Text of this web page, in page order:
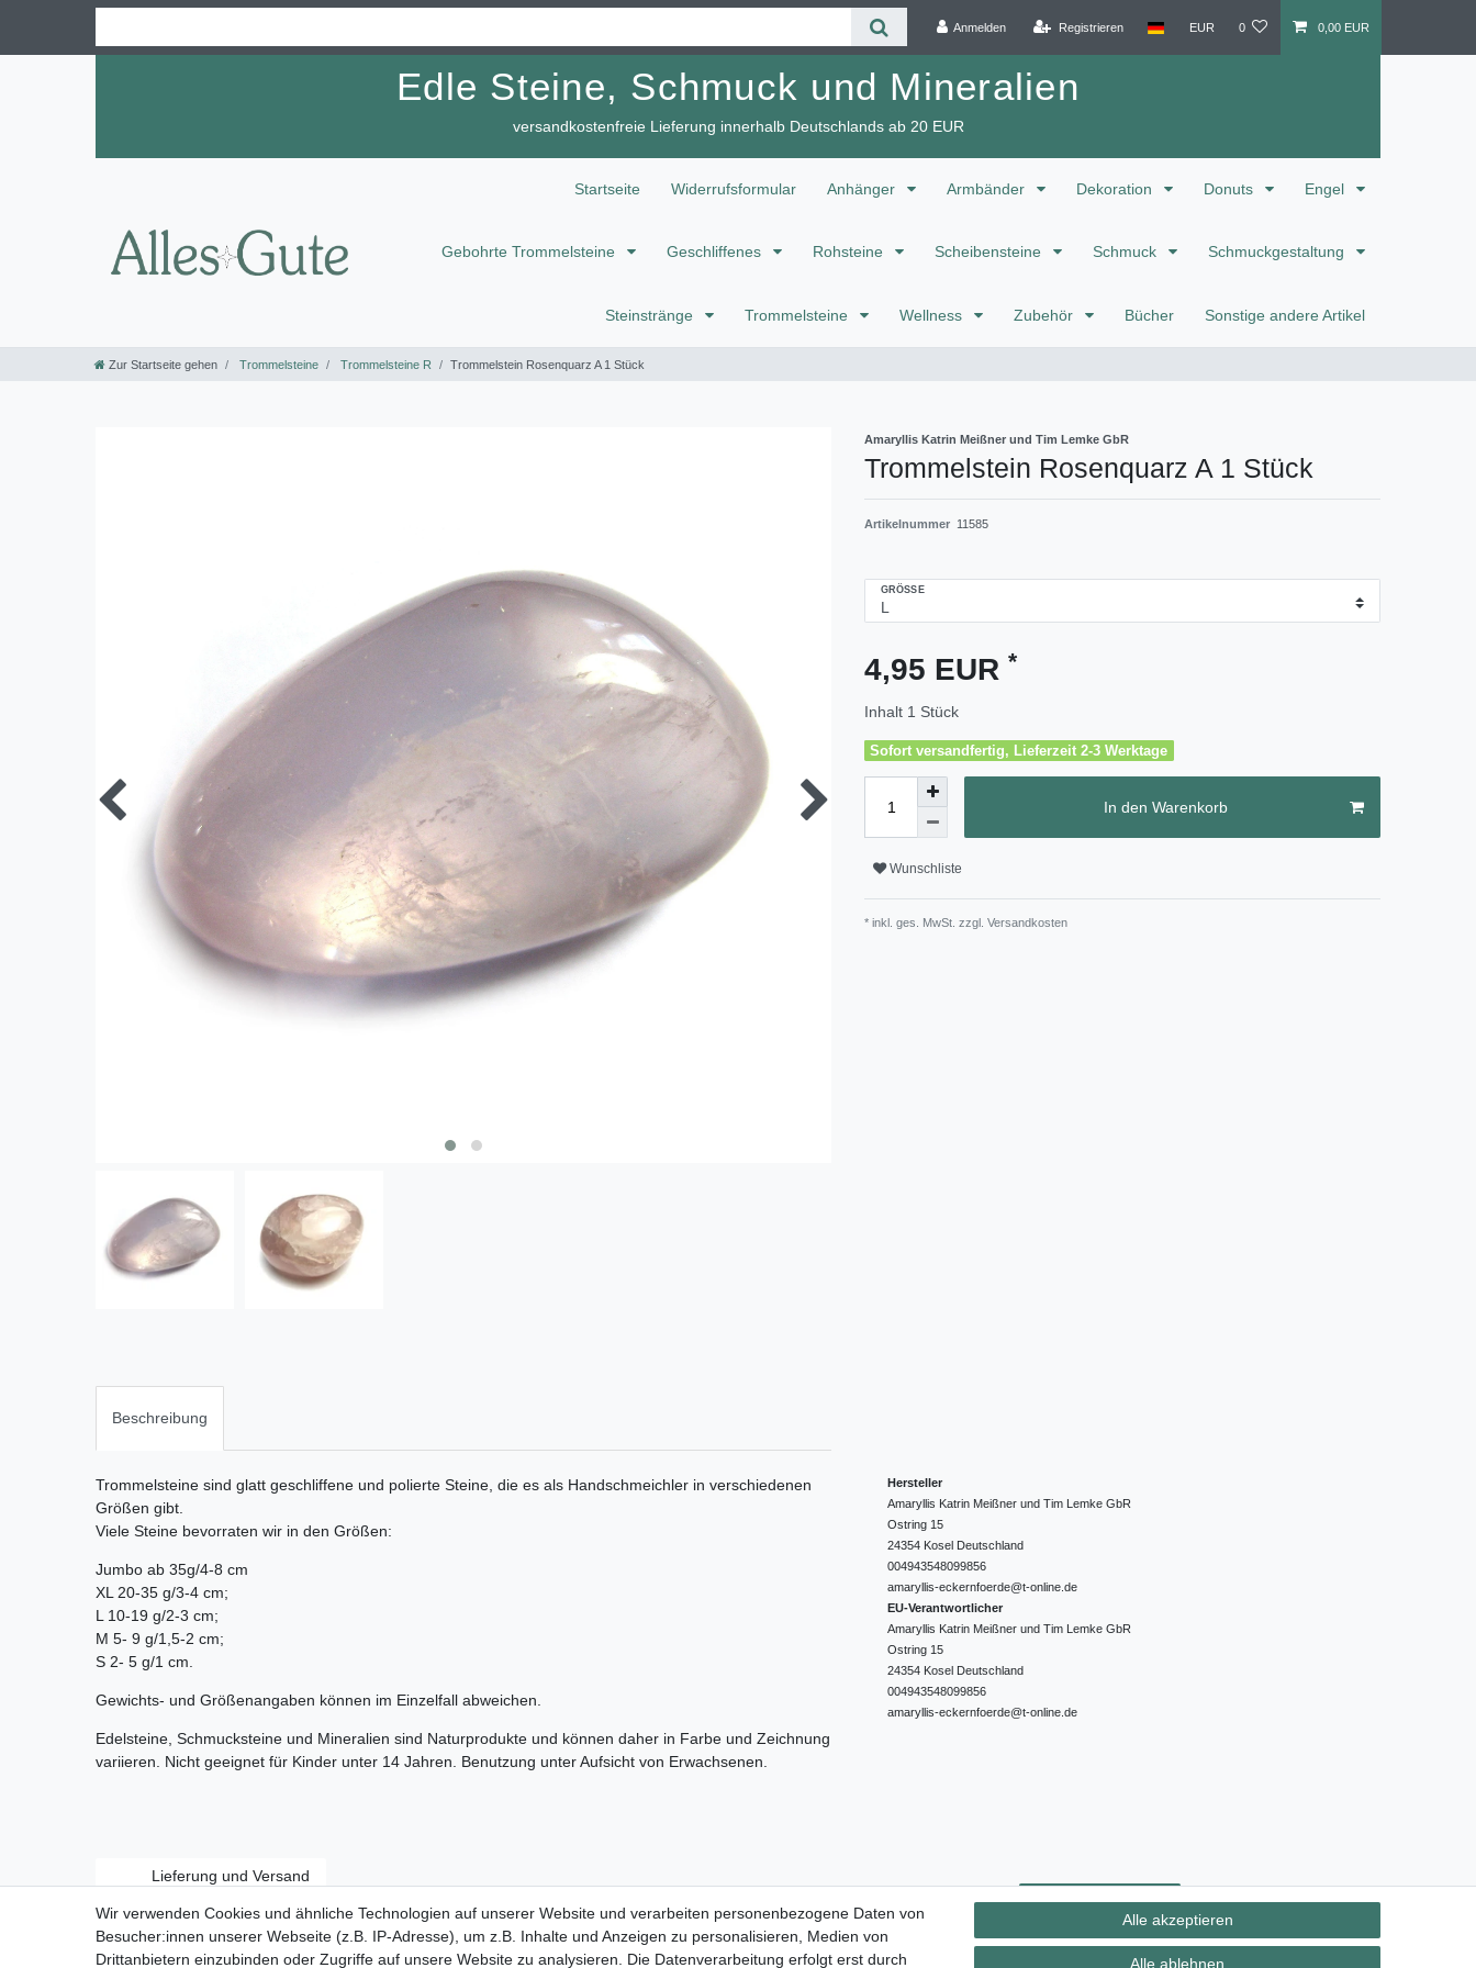
Anmelden Registrieren EUR 0 0,00 EUR
Edle Steine, Schmuck und Mineralien
versandkostenfreie Lieferung innerhalb Deutschlands ab 20 EUR
Startseite Widerrufsformular Anhänger Armbänder Dekoration Donuts Engel
Gebohrte Trommelsteine Geschliffenes Rohsteine Scheibensteine Schmuck Schmuckgestaltung
Steinstränge Trommelsteine Wellness Zubehör Bücher Sonstige andere Artikel
Zur Startseite gehen Trommelsteine Trommelsteine R Trommelstein Rosenquarz A 1 Stück
Amaryllis Katrin Meißner und Tim Lemke GbR
Trommelstein Rosenquarz A 1 Stück
Artikelnummer 11585
GRÖSSE
4,95 EUR *
Inhalt 1 Stück
Sofort versandfertig, Lieferzeit 2-3 Werktage
In den Warenkorb
Wunschliste
* inkl. ges. MwSt. zzgl. Versandkosten
Beschreibung
Trommelsteine sind glatt geschliffene und polierte Steine, die es als Handschmeichler in verschiedenen
Größen gibt.
Viele Steine bevorraten wir in den Größen:
Jumbo ab 35g/4-8 cm
XL 20-35 g/3-4 cm;
L 10-19 g/2-3 cm;
M 5- 9 g/1,5-2 cm;
S 2- 5 g/1 cm.
Gewichts- und Größenangaben können im Einzelfall abweichen.
Edelsteine, Schmucksteine und Mineralien sind Naturprodukte und können daher in Farbe und Zeichnung
variieren. Nicht geeignet für Kinder unter 14 Jahren. Benutzung unter Aufsicht von Erwachsenen.
Hersteller
Amaryllis Katrin Meißner und Tim Lemke GbR
Ostring 15
24354 Kosel Deutschland
004943548099856
amaryllis-eckernfoerde@t-online.de
EU-Verantwortlicher
Amaryllis Katrin Meißner und Tim Lemke GbR
Ostring 15
24354 Kosel Deutschland
004943548099856
amaryllis-eckernfoerde@t-online.de
Lieferung und Versand
Widerrufs­recht Vertrag widerrufen Kontakt
Wir verwenden Cookies und ähnliche Technologien auf unserer Website und verarbeiten personenbezogene Daten von
Besucher:innen unserer Webseite (z.B. IP-Adresse), um z.B. Inhalte und Anzeigen zu personalisieren, Medien von
Drittanbietern einzubinden oder Zugriffe auf unsere Website zu analysieren. Die Datenverarbeitung erfolgt erst durch
Alle akzeptieren
Alle ablehnen